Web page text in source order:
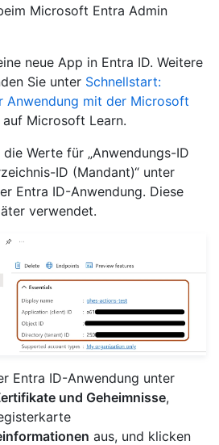
Microsoft Entra Admin
neue App in Entra ID. Weitere
Sie unter Schnellstart:
Anwendung mit der Microsoft
auf Microsoft Learn.
Werte für „Anwendungs-ID
ID (Mandant)“ unter
Entra ID-Anwendung. Diese
verwendet.
Entra ID-Anwendung unter
und Geheimnisse,
aus, und klicken